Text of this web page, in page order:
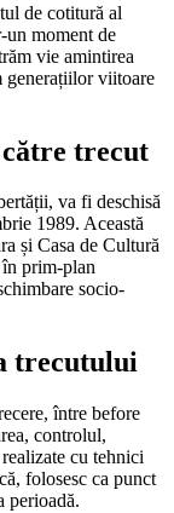
de cotitură al
un moment de
vie amintirea
generațiilor viitoare
trecut
va fi deschisă
1989. Această
și Casa de Cultură
prim-plan
socio-
trecutului
între before
controlul,
cu tehnici
folosesc ca punct
perioadă.